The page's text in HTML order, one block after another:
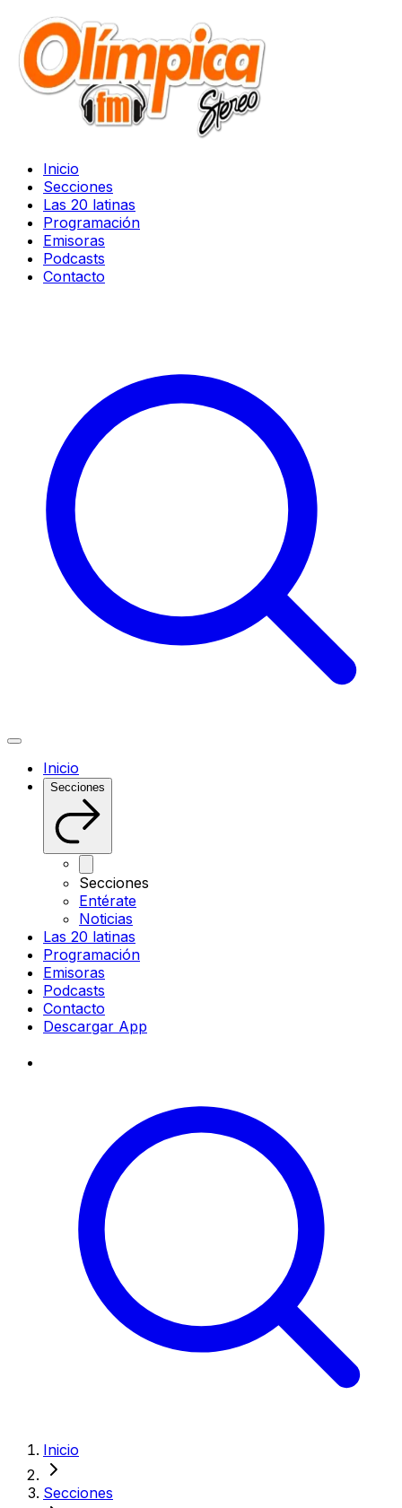
Inicio
Secciones
Las 20 latinas
Programación
Emisoras
Podcasts
Contacto
Inicio
Secciones
Secciones
Entérate
Noticias
Las 20 latinas
Programación
Emisoras
Podcasts
Contacto
Descargar App
Inicio
Secciones